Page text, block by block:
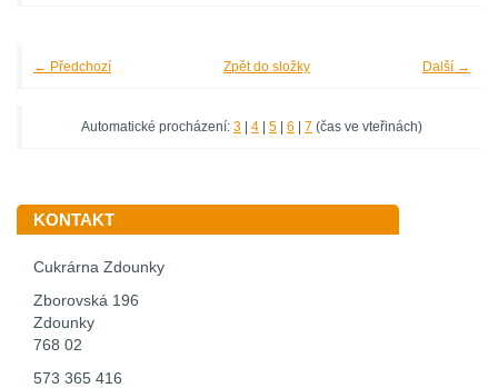
← Předchozí Další →
Zpět do složky
Automatické procházení: 3 4 5 6 7 (čas ve vteřinách)
KONTAKT
Cukrárna Zdounky
Zborovská 196
Zdounky
768 02
573 365 416